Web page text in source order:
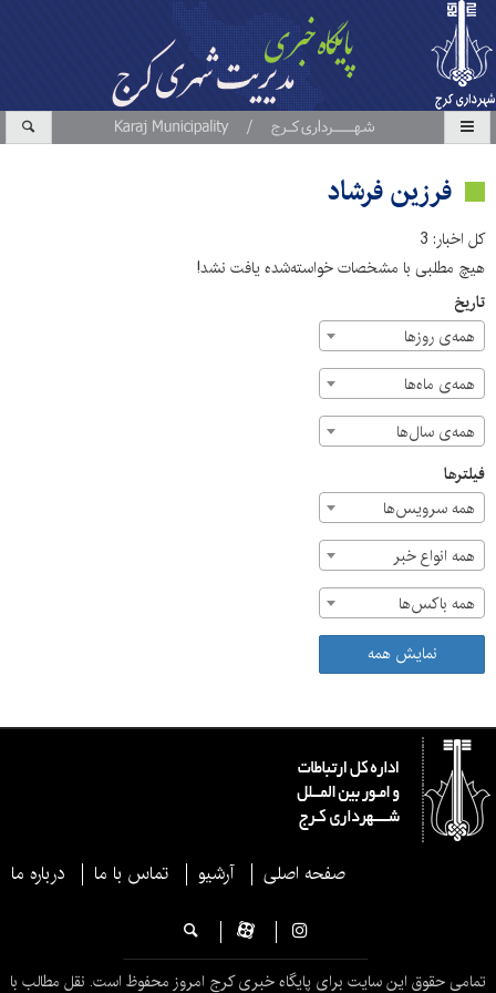
فرزین فرشاد
کل اخبار: 3
هیچ مطلبی با مشخصات خواسته‌شده یافت نشد!
تاریخ
همه‌ی روزها
همه‌ی ماه‌ها
همه‌ی سال‌ها
فیلترها
همه سرویس‌ها
همه انواع خبر
همه باکس‌ها
نمایش همه
صفحه اصلی آرشیو تماس با ما درباره ما
تمامی حقوق این سایت برای پایگاه خبری کرج امروز محفوظ است. نقل مطالب با